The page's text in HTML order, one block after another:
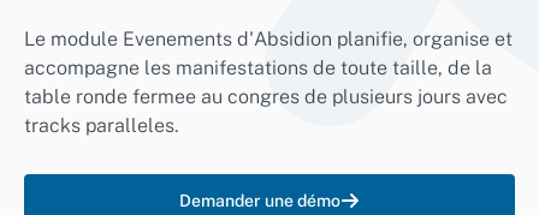
Le module Evenements d'Absidion planifie, organise et
accompagne les manifestations de toute taille, de la
table ronde fermee au congres de plusieurs jours avec
tracks paralleles.
Demander une démo